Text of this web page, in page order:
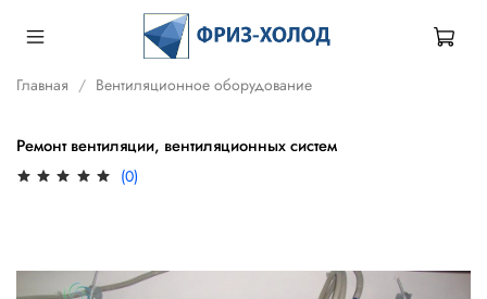
Главная Вентиляционное оборудование
Ремонт вентиляции, вентиляционных систем
(0)